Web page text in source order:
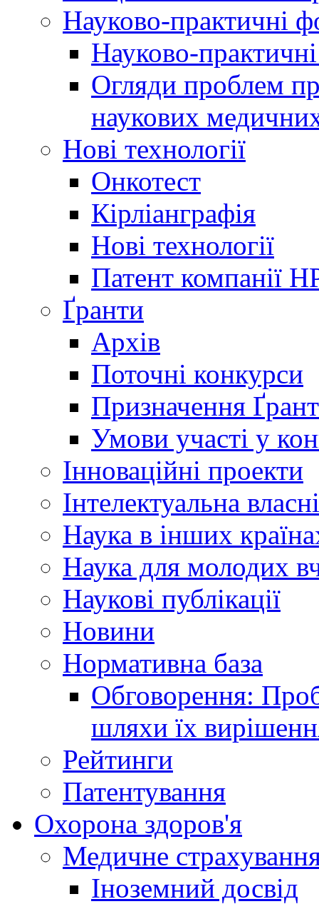
Науково-практичні
Науково-
Огляди проблем
наукових
Нові технології
Онкотест
Кірліанграфія
Нові технології
Патент компанії
Ґранти
Архів
Поточні конкурси
Призначення
Умови участі у
Інноваційні проекти
Інтелектуальна
Наука в інших
Наука для молодих
Наукові публікації
Новини
Нормативна база
Обговорення:
шляхи їх
Рейтинги
Патентування
Охорона здоров'я
Медичне
Іноземний досвід